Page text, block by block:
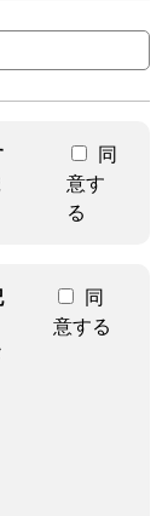
同
意す
る
同
意する